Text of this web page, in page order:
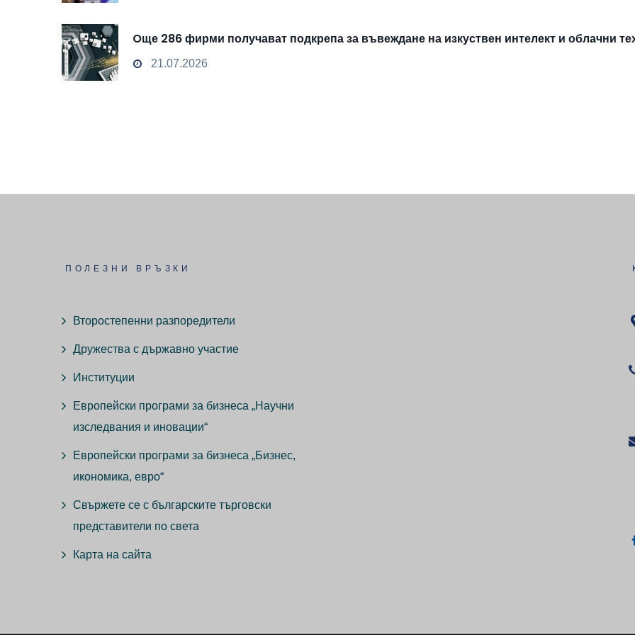
Oще 286 фирми получават подкрепа за въвеждане на изкуствен интелект и облачни
21.07.2026
ПОЛЕЗНИ ВРЪЗКИ
Второстепенни разпоредители
Дружества с държавно участие
Институции
Европейски програми за бизнеса „Научни
изследвания и иновации“
Европейски програми за бизнеса „Бизнес,
икономика, евро“
Свържете се с българските търговски
представители по света
Карта на сайта